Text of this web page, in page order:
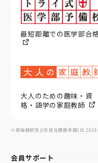
最短距離での医学部合
大人のための趣味・資
格・語学の家庭教師
※家庭教師及び生徒在籍数全国1位 2023
会員サポート